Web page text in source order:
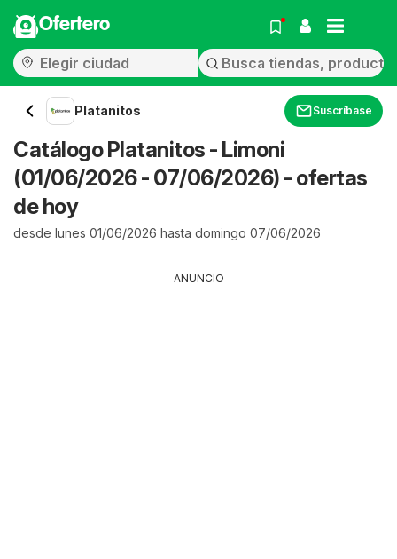
Ofertero
Platanitos Suscríbase
Catálogo Platanitos - Limoni
(01/06/2026 - 07/06/2026) - ofertas
de hoy
desde lunes 01/06/2026 hasta domingo 07/06/2026
ANUNCIO